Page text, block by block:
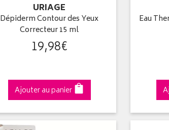
URIAGE
Dépiderm Contour des Yeux
Correcteur 15 ml
19,98€
Ajouter au panier
Eau